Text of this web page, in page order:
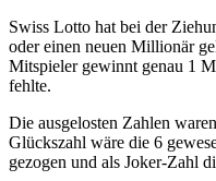
Swiss Lotto hat bei der
oder einen neuen Millionär
Mitspieler gewinnt genau 1
fehlte.
Die ausgelosten Zahlen
Glückszahl wäre die 6
gezogen und als Joker-Zahl